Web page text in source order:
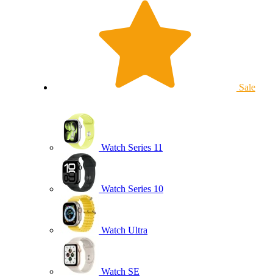
Sale
Watch Series 11
Watch Series 10
Watch Ultra
Watch SE